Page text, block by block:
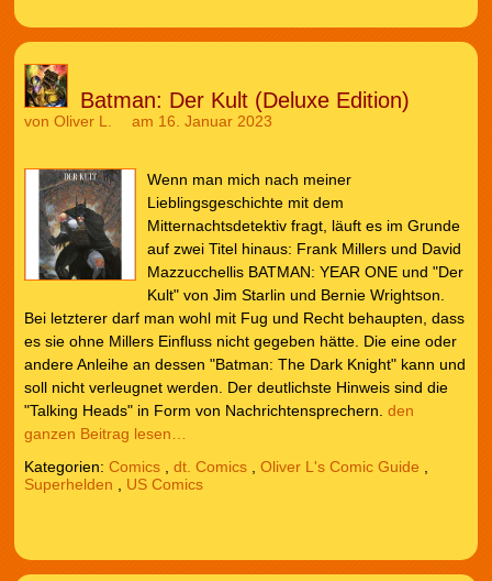
Batman: Der Kult (Deluxe Edition)
von Oliver L. am 16. Januar 2023
Wenn man mich nach meiner
Lieblingsgeschichte mit dem
Mitternachtsdetektiv fragt, läuft es im Grunde
auf zwei Titel hinaus: Frank Millers und David
Mazzucchellis BATMAN: YEAR ONE und "Der
Kult" von Jim Starlin und Bernie Wrightson.
Bei letzterer darf man wohl mit Fug und Recht behaupten, dass
es sie ohne Millers Einfluss nicht gegeben hätte. Die eine oder
andere Anleihe an dessen "Batman: The Dark Knight" kann und
soll nicht verleugnet werden. Der deutlichste Hinweis sind die
"Talking Heads" in Form von Nachrichtensprechern. den
ganzen Beitrag lesen…
Kategorien: Comics, dt. Comics, Oliver L's Comic Guide
Superhelden
US Comics